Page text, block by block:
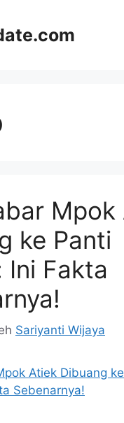
Mpok
ke Panti
Ini Fakta
Sariyanti Wijaya